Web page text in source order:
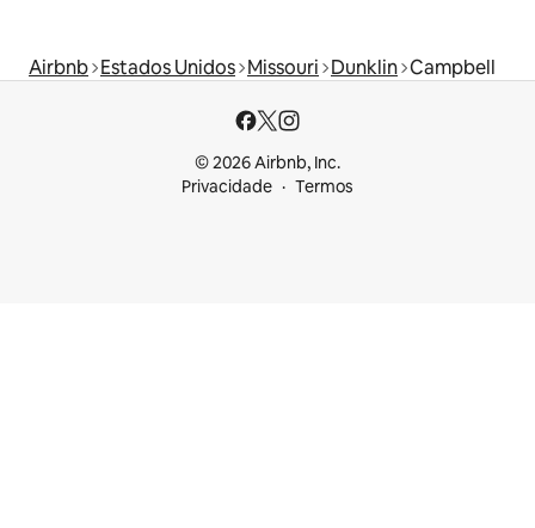
Airbnb Estados Unidos Missouri Dunklin Campbell
© 2026 Airbnb, Inc.
Privacidade
Termos